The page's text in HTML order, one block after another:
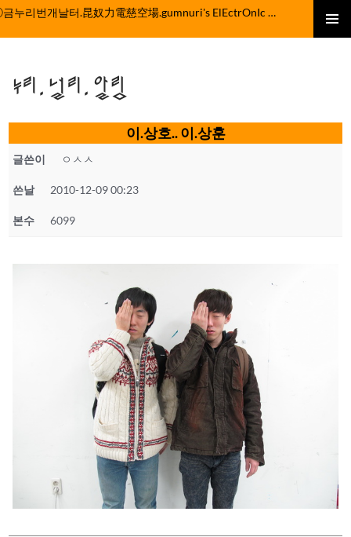
컨
뛰
기
ⓒ금누리번개날터.昆奴力電慈空場.gumnuri's ElEctrOnIc fActOrY
누리.널리.알림
이.상호.. 이.상훈
글쓴이 ㅇㅅㅅ
쓴날 2010-12-09 00:23
본수 6099